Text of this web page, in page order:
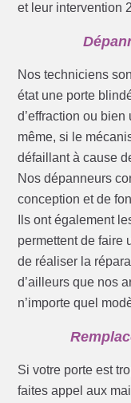
et leur intervention
Nos techniciens
état une porte
d’effraction ou
même, si le
défaillant à cause
Nos dépanneurs
conception et de
Ils ont également
permettent de faire
de réaliser la
d’ailleurs que nos
n’importe quel
Si votre porte est
faites appel aux